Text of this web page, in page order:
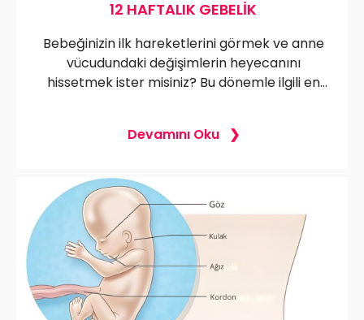
12 HAFTALIK GEBELIK
Bebeğinizin ilk hareketlerini görmek ve anne
vücudundaki değişimlerin heyecanını
hissetmek ister misiniz? Bu dönemle ilgili en
detaylar sizi bekliyor!
Devamını Oku